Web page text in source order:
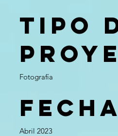
Tipo
Fotografía
Fecha
Abril 2023